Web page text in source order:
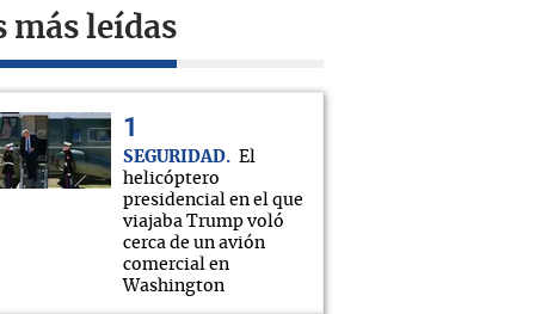
más leídas
SEGURIDAD
El
helicóptero
presidencial en el que
viajaba Trump voló
cerca de un avión
comercial en
Washington